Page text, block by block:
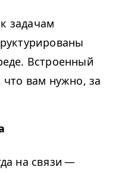
задачам
Встроенный
что вам нужно, за
на связи —